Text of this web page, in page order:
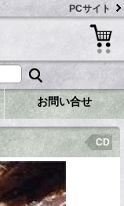
PCサイト
お問い合せ
CD